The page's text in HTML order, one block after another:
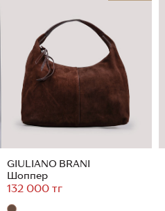
GIULIANO BRANI
Шоппер
132 000 тг